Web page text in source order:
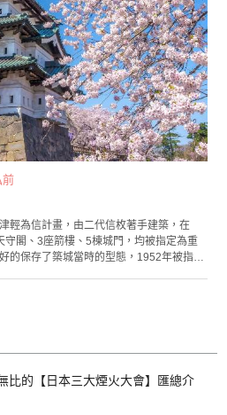
前
輕為信計畫，由二代信枚著手建築，在
守閣、3座箭樓、5棟城門，均被指定為重
的保存了築城當時的型態，1952年被指定
的名勝，共種有2600株櫻花樹，每年4月
有眾多遊客到訪。
比的【日本三大煙火大會】匯總介